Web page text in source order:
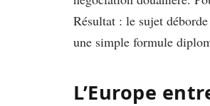
Résultat : le sujet
une simple formule
L’Europe